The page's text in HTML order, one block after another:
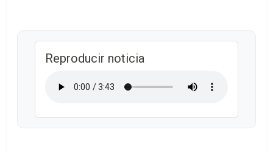
Reproducir noticia